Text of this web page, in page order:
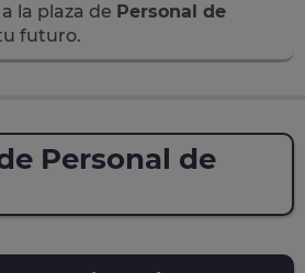
la plaza de Personal de
futuro.
Personal de